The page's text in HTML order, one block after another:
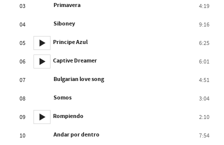
03 Primavera 4:19
04 Siboney 9:16
05 Principe Azul 6:25
06 Captive Dreamer 6:01
07 Bulgarian love song 4:51
08 Somos 3:04
09 Rompiendo 2:10
10 Andar por dentro 7:54